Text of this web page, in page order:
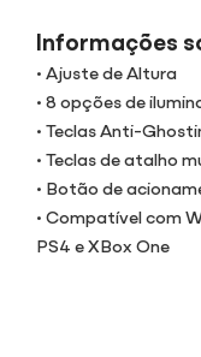
Informações
• Ajuste de Altura
• 8 opções de
• Teclas Anti-
• Teclas de atalho
• Botão de
• Compatível com
PS4 e XBox One